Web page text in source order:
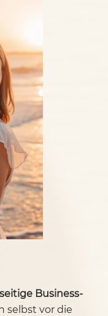
Business-
selbst vor die